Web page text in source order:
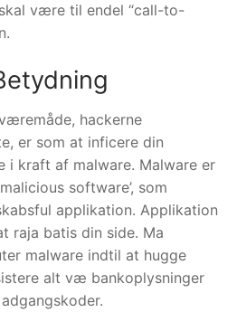
være til endel “call-to-
hackerne
er som at inficere din
i kraft af malware. Malware er
software’, som
applikation. Applikation
raja batis din side. Ma
malware indtil at hugge
alt væ bankoplysninger